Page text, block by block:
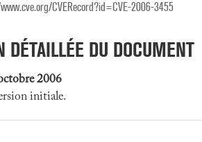
CVERecord?id=CVE-2006-3455
DÉTAILLÉE DU DOCUMENT
2006
initiale.